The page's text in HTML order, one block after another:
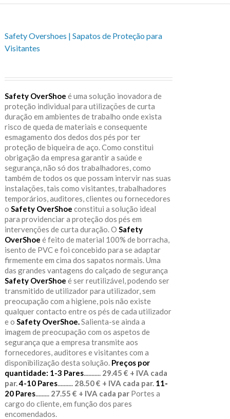
Safety Overshoes | Sapatos de Proteção para
Visitantes
Safety OverShoe é uma solução inovadora de
proteção individual para utilizações de curta
duração em ambientes de trabalho onde exista
risco de queda de materiais e consequente
esmagamento dos dedos dos pés por ter
proteção de biqueira de aço. Como constitui
obrigação da empresa garantir a saúde e
segurança, não só dos trabalhadores, como
também de todos os que possam intervir nas suas
instalações, tais como visitantes, trabalhadores
temporários, auditores, clientes ou fornecedores
o Safety OverShoe constitui a solução ideal
para providenciar a proteção dos pés em
intervenções de curta duração. O Safety
OverShoe é feito de material 100% de borracha,
isento de PVC e foi concebido para se adaptar
firmemente em cima dos sapatos normais. Uma
das grandes vantagens do calçado de segurança
Safety OverShoe é ser reutilizável, podendo ser
transmitido de utilizador para utilizador, sem
preocupação com a higiene, pois não existe
qualquer contacto entre os pés de cada utilizador
e o Safety OverShoe. Salienta-se ainda a
imagem de preocupação com os aspetos de
segurança que a empresa transmite aos
fornecedores, auditores e visitantes com a
disponibilização desta solução. Preços por
quantidade: 1-3 Pares........... 29.45 € + IVA cada
par. 4-10 Pares.......... 28.50 € + IVA cada par. 11-
20 Pares......... 27.55 € + IVA cada parPortes a
cargo do cliente, em função dos pares
encomendados.